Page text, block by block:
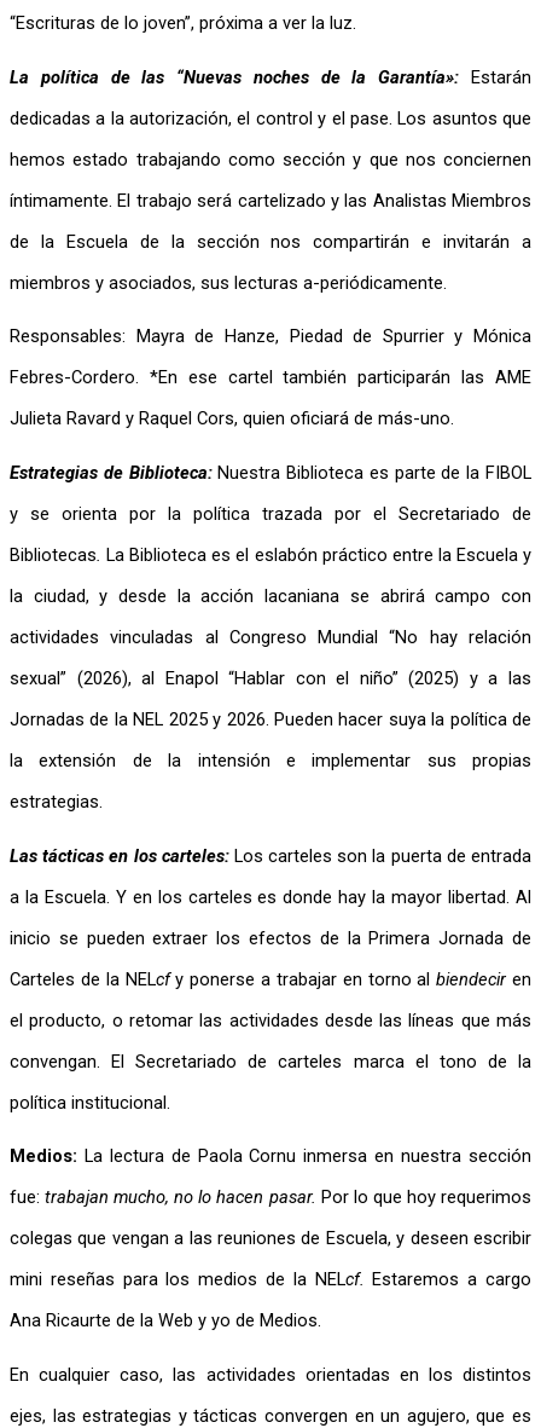
“Escrituras de lo joven”, próxima a ver la luz.
La política de las “Nuevas noches de la Garantía»: Estarán
dedicadas a la autorización, el control y el pase. Los asuntos que
hemos estado trabajando como sección y que nos conciernen
íntimamente. El trabajo será cartelizado y las Analistas Miembros
de la Escuela de la sección nos compartirán e invitarán a
miembros y asociados, sus lecturas a-periódicamente.
Responsables: Mayra de Hanze, Piedad de Spurrier y Mónica
Febres-Cordero. *En ese cartel también participarán las AME
Julieta Ravard y Raquel Cors, quien oficiará de más-uno.
Estrategias de Biblioteca: Nuestra Biblioteca es parte de la FIBOL
y se orienta por la política trazada por el Secretariado de
Bibliotecas. La Biblioteca es el eslabón práctico entre la Escuela y
la ciudad, y desde la acción lacaniana se abrirá campo con
actividades vinculadas al Congreso Mundial “No hay relación
sexual” (2026), al Enapol “Hablar con el niño” (2025) y a las
Jornadas de la NEL 2025 y 2026. Pueden hacer suya la política de
la extensión de la intensión e implementar sus propias
estrategias.
Las tácticas en los carteles: Los carteles son la puerta de entrada
a la Escuela. Y en los carteles es donde hay la mayor libertad. Al
inicio se pueden extraer los efectos de la Primera Jornada de
Carteles de la NELcf y ponerse a trabajar en torno al biendecir en
el producto, o retomar las actividades desde las líneas que más
convengan. El Secretariado de carteles marca el tono de la
política institucional.
Medios: La lectura de Paola Cornu inmersa en nuestra sección
fue: trabajan mucho, no lo hacen pasar. Por lo que hoy requerimos
colegas que vengan a las reuniones de Escuela, y deseen escribir
mini reseñas para los medios de la NELcf. Estaremos a cargo
Ana Ricaurte de la Web y yo de Medios.
En cualquier caso, las actividades orientadas en los distintos
ejes, las estrategias y tácticas convergen en un agujero, que es